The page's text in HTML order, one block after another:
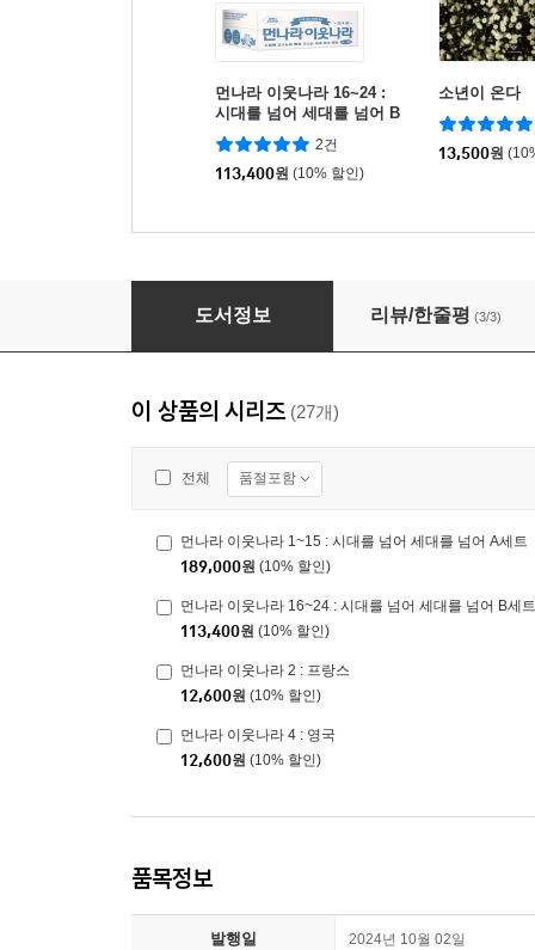
먼나라 이웃나라 16~24 :
시대를 넘어 세대를 넘어 B
세트
2건
113,400원 (10% 할인)
소년이 온다
13,500원
먼나라 이웃나라 1 : 네덜란드
도서정보 리뷰/한줄평 (3/3)
이 상품의 시리즈 (27개)
전체 품절포함
먼나라 이웃나라 1~15 : 시대를 넘어 세대를 넘어 A세트
189,000원 (10% 할인)
먼나라 이웃나라 16~24 : 시대를 넘어 세대를 넘어 B세트
113,400원 (10% 할인)
먼나라 이웃나라 2 : 프랑스
12,600원 (10% 할인)
먼나라 이웃나라 4 : 영국
12,600원 (10% 할인)
품목정보
발행일 2024년 10월 02일